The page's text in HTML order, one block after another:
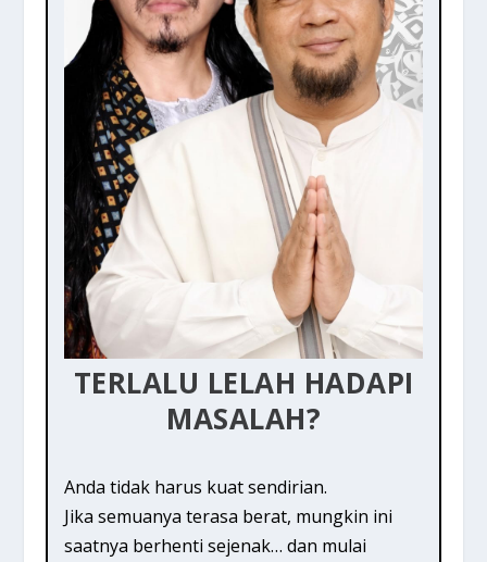
TERLALU LELAH HADAPI
MASALAH?
Anda tidak harus kuat sendirian.
Jika semuanya terasa berat, mungkin ini
saatnya berhenti sejenak… dan mulai